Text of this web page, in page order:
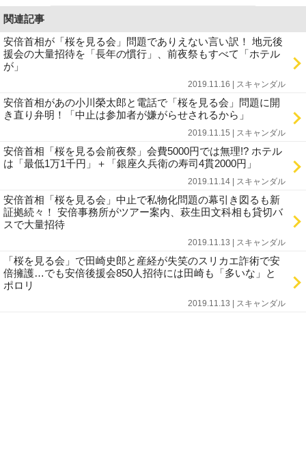
関連記事
安倍首相が「桜を見る会」問題でありえない言い訳！ 地元後
援会の大量招待を「長年の慣行」、前夜祭もすべて「ホテル
が」
2019.11.16 | スキャンダル
安倍首相があの小川榮太郎と電話で「桜を見る会」問題に開
き直り弁明！「中止は参加者が嫌がらせされるから」
2019.11.15 | スキャンダル
安倍首相「桜を見る会前夜祭」会費5000円では無理!? ホテル
は「最低1万1千円」＋「銀座久兵衛の寿司4貫2000円」
2019.11.14 | スキャンダル
安倍首相「桜を見る会」中止で私物化問題の幕引き図るも新
証拠続々！ 安倍事務所がツアー案内、萩生田文科相も貸切バ
スで大量招待
2019.11.13 | スキャンダル
「桜を見る会」で田崎史郎と産経が失笑のスリカエ詐術で安
倍擁護…でも安倍後援会850人招待には田崎も「多いな」と
ポロリ
2019.11.13 | スキャンダル